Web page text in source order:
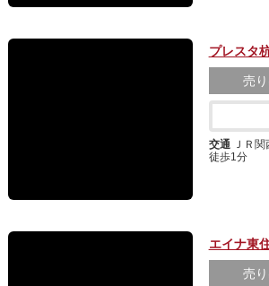
プレスタ
売
交通 ＪＲ
徒歩1分
エイナ東
売